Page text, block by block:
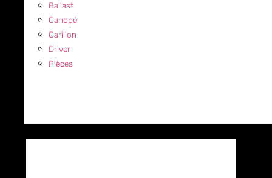
Ballast
Canopé
Carillon
Driver
Pièces